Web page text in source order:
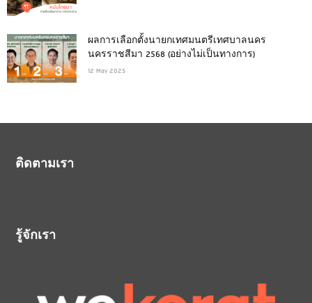
ผลการเลือกตั้งนายกเทศมนตรีเทศบาลนคร
นครราชสีมา 2568 (อย่างไม่เป็นทางการ)
12 May 2025
ติดตามเรา
รู้จักเรา